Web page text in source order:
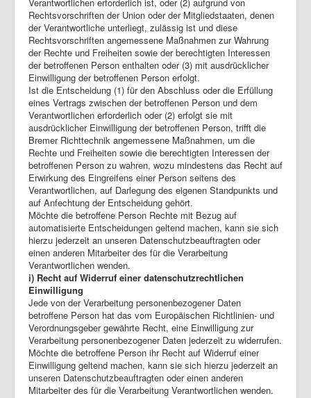
Rechtsvorschriften der Union oder der Mitgliedstaaten, denen
der Verantwortliche unterliegt, zulässig ist und diese
Rechtsvorschriften angemessene Maßnahmen zur Wahrung
der Rechte und Freiheiten sowie der berechtigten Interessen
der betroffenen Person enthalten oder (3) mit ausdrücklicher
Einwilligung der betroffenen Person erfolgt.
Ist die Entscheidung (1) für den Abschluss oder die Erfüllung
eines Vertrags zwischen der betroffenen Person und dem
Verantwortlichen erforderlich oder (2) erfolgt sie mit
ausdrücklicher Einwilligung der betroffenen Person, trifft die
Bremer Richttechnik angemessene Maßnahmen, um die
Rechte und Freiheiten sowie die berechtigten Interessen der
betroffenen Person zu wahren, wozu mindestens das Recht auf
Erwirkung des Eingreifens einer Person seitens des
Verantwortlichen, auf Darlegung des eigenen Standpunkts und
auf Anfechtung der Entscheidung gehört.
Möchte die betroffene Person Rechte mit Bezug auf
automatisierte Entscheidungen geltend machen, kann sie sich
hierzu jederzeit an unseren Datenschutzbeauftragten oder
einen anderen Mitarbeiter des für die Verarbeitung
Verantwortlichen wenden.
i) Recht auf Widerruf einer datenschutzrechtlichen
Einwilligung
Jede von der Verarbeitung personenbezogener Daten
betroffene Person hat das vom Europäischen Richtlinien- und
Verordnungsgeber gewährte Recht, eine Einwilligung zur
Verarbeitung personenbezogener Daten jederzeit zu widerrufen.
Möchte die betroffene Person ihr Recht auf Widerruf einer
Einwilligung geltend machen, kann sie sich hierzu jederzeit an
unseren Datenschutzbeauftragten oder einen anderen
Mitarbeiter des für die Verarbeitung Verantwortlichen wenden.